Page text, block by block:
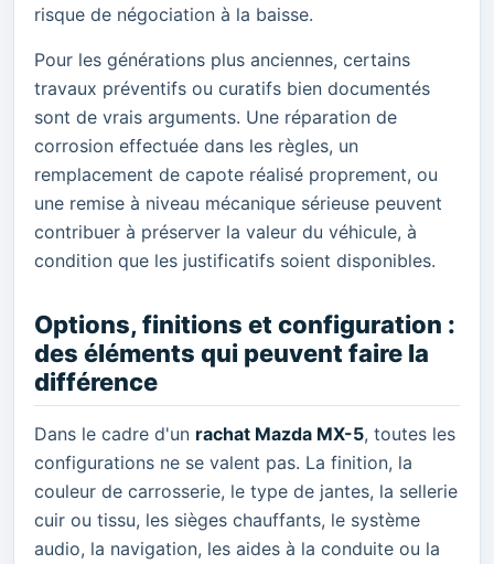
risque de négociation à la baisse.
Pour les générations plus anciennes, certains
travaux préventifs ou curatifs bien documentés
sont de vrais arguments. Une réparation de
corrosion effectuée dans les règles, un
remplacement de capote réalisé proprement, ou
une remise à niveau mécanique sérieuse peuvent
contribuer à préserver la valeur du véhicule, à
condition que les justificatifs soient disponibles.
Options, finitions et configuration :
des éléments qui peuvent faire la
différence
Dans le cadre d'un rachat Mazda MX-5, toutes les
configurations ne se valent pas. La finition, la
couleur de carrosserie, le type de jantes, la sellerie
cuir ou tissu, les sièges chauffants, le système
audio, la navigation, les aides à la conduite ou la